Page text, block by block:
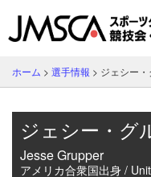
ホーム > 選手情報 > ジェシー
ジェシー・グ
Jesse Grupper
アメリカ合衆国出身 /